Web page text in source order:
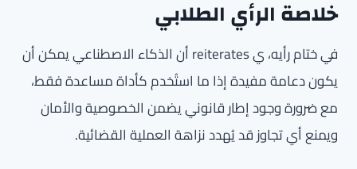
خلاصة الرأي الطلابي
في ختام رأيه، ي reiterates أن الذكاء الاصطناعي يمكن أن
يكون دعامة مفيدة إذا ما استُخدم كأداة مساعدة فقط،
مع ضرورة وجود إطار قانوني يضمن الخصوصية والأمان
ويمنع أي تجاوز قد يُهدد نزاهة العملية القضائية.